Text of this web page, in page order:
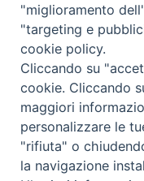
Consiglio scientifico
Coordinamento
COPYRIGHT
"miglioramento
"targeting e
cookie policy.
Cliccando su
cookie. Cliccando
maggiori
personalizzare le
"rifiuta" o
la navigazione